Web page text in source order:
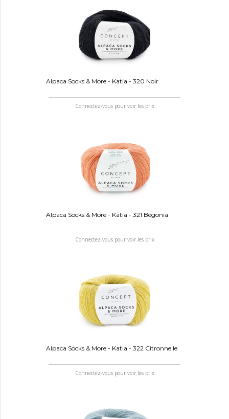
Alpaca Socks & More - Katia - 320 Noir
Connectez-vous pour voir les prix
Alpaca Socks & More - Katia - 321 Bégonia
Connectez-vous pour voir les prix
Alpaca Socks & More - Katia - 322 Citronnelle
Connectez-vous pour voir les prix